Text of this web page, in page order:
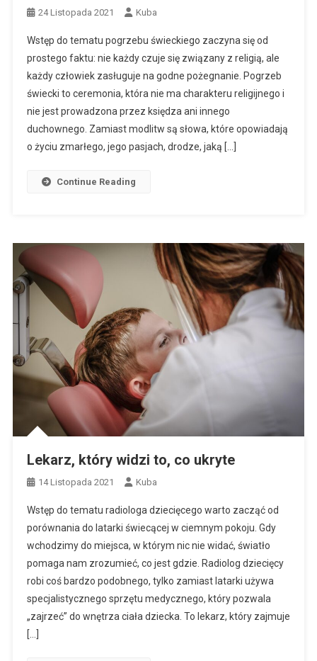
24 Listopada 2021 Kuba
Wstęp do tematu pogrzebu świeckiego zaczyna się od
prostego faktu: nie każdy czuje się związany z religią, ale
każdy człowiek zasługuje na godne pożegnanie. Pogrzeb
świecki to ceremonia, która nie ma charakteru religijnego i
nie jest prowadzona przez księdza ani innego
duchownego. Zamiast modlitw są słowa, które opowiadają
o życiu zmarłego, jego pasjach, drodze, jaką […]
Continue Reading
Lekarz, który widzi to, co ukryte
14 Listopada 2021 Kuba
Wstęp do tematu radiologa dziecięcego warto zacząć od
porównania do latarki świecącej w ciemnym pokoju. Gdy
wchodzimy do miejsca, w którym nic nie widać, światło
pomaga nam zrozumieć, co jest gdzie. Radiolog dziecięcy
robi coś bardzo podobnego, tylko zamiast latarki używa
specjalistycznego sprzętu medycznego, który pozwala
„zajrzeć” do wnętrza ciała dziecka. To lekarz, który zajmuje
[…]